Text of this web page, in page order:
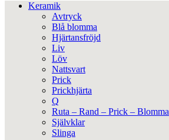
Keramik
Avtryck
Blå blomma
Hjärtansfröjd
Liv
Löv
Nattsvart
Prick
Prickhjärta
Q
Ruta – Rand – Prick – Blomma
Självklar
Slinga